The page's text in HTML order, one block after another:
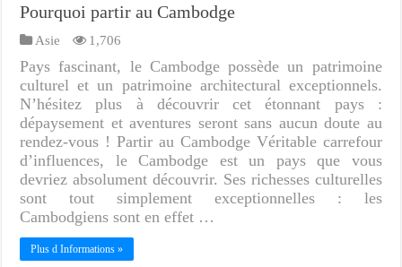
Pourquoi partir au Cambodge
Asie 1,706
Pays fascinant, le Cambodge possède un patrimoine
culturel et un patrimoine architectural exceptionnels.
N’hésitez plus à découvrir cet étonnant pays :
dépaysement et aventures seront sans aucun doute au
rendez-vous ! Partir au Cambodge Véritable carrefour
d’influences, le Cambodge est un pays que vous
devriez absolument découvrir. Ses richesses culturelles
sont tout simplement exceptionnelles : les
Cambodgiens sont en effet …
Plus d Informations »